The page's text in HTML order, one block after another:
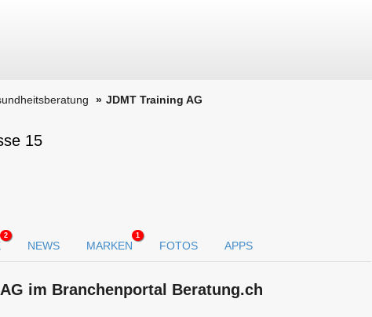
JDMT Training AG
15
2
NEWS MARKEN
1
FOTOS APPS
im Branchen­portal Beratung.ch